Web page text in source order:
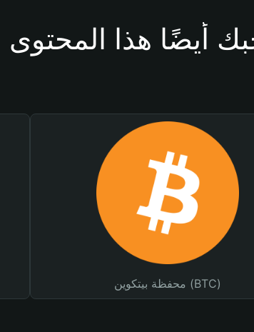
أيضًا هذا المحتوى
محفظة بيتكوين (BTC)